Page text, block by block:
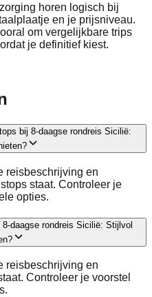
horen logisch bij
en je prijsniveau.
om vergelijkbare trips
je definitief kiest.
bij 8-daagse rondreis Sicilië:
reisbeschrijving en
staat. Controleer je
opties.
daagse rondreis Sicilië: Stijlvol
reisbeschrijving en
Controleer je voorstel